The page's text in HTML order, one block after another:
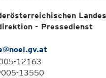
- Pressedienst
12163
13550